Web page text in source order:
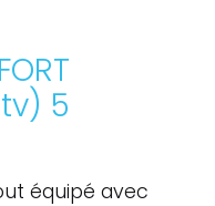
5
équipé avec